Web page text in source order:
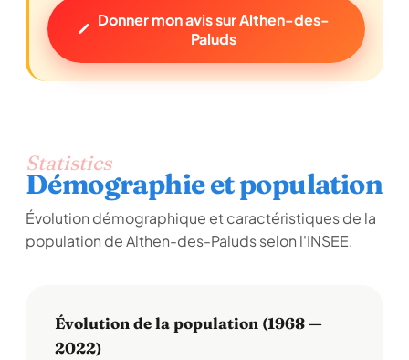
Donner mon avis sur Althen-des-
Paluds
Statistics
Démographie et population
Évolution démographique et caractéristiques de la
population de Althen-des-Paluds selon l'INSEE.
Évolution de la population (1968 —
2022)